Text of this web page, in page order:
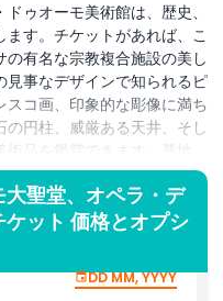
ゥオーモ美術館は、歴史、
す。チケットがあれば、こ
有名な宗教複合施設の美し
事なデザインで知られるピ
コ画、印象的な彫像に満ち
円柱、威厳ある天井、そし
品を鑑賞できます。墓地
も知られる）は、古い墓所
気を持つ平穏で歴史ある場
作品が収められており、世
います。回廊を歩きなが
画や彫刻を鑑賞できます。
教美術と歴史的遺物の宝庫
聖堂、オペラ・デ
ット 価格とオプシ
DD MM, YYYY